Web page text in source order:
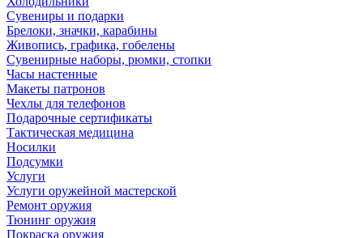
Сувениры и подарки
Брелоки, значки, карабины
Живопись, графика, гобелены
Сувенирные наборы, рюмки, стопки
Часы настенные
Макеты патронов
Чехлы для телефонов
Подарочные сертификаты
Тактическая медицина
Носилки
Подсумки
Услуги
Услуги оружейной мастерской
Ремонт оружия
Тюнинг оружия
Покраска оружия